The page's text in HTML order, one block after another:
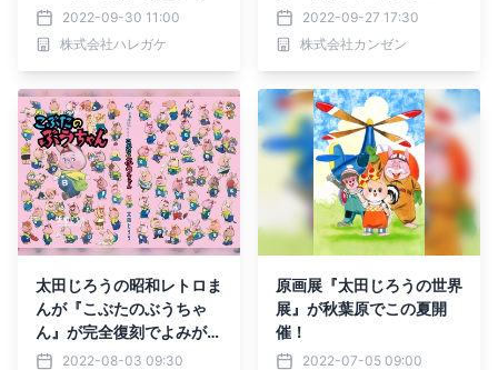
識が学べるリアル謎解きゲ
ーム、渋谷で開催
2022-09-30 11:00
株式会社ハレガケ
ズメ』10月5日発売！
2022-09-27 17:30
株式会社カンゼン
太田じろうの昭和レトロま
んが『こぶたのぶうちゃ
ん』が完全復刻でよみがえ
る！2022-08-03 09:30
原画展『太田じろうの世界
展』が秋葉原でこの夏開
催！
2022-07-05 09:00